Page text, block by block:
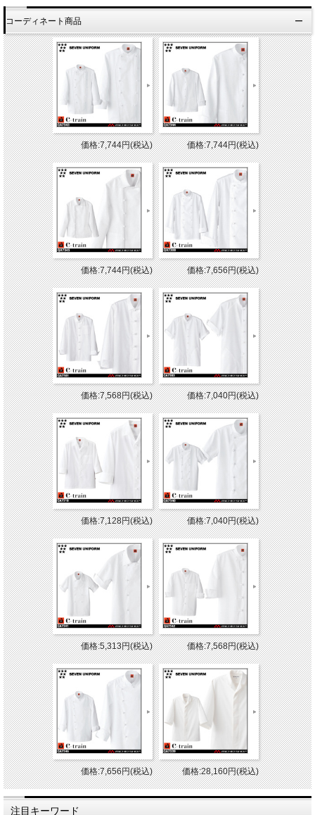
コーディネート商品
価格:7,744円(税込) 価格:7,744円(税込)
価格:7,744円(税込) 価格:7,656円(税込)
価格:7,568円(税込) 価格:7,040円(税込)
価格:7,128円(税込) 価格:7,040円(税込)
価格:5,313円(税込) 価格:7,568円(税込)
価格:7,656円(税込) 価格:28,160円(税込)
注目キーワード